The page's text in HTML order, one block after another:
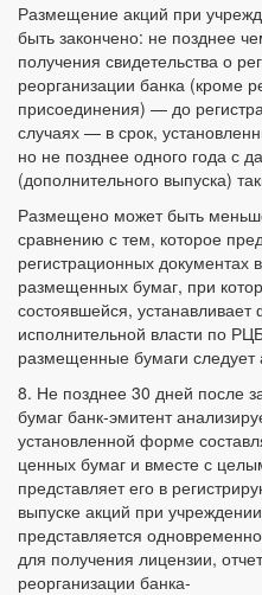
Размещение акций при
быть закончено: не позднее
получения свидетельства о
реорганизации банка (кроме
присоединения) — до
случаях — в срок,
но не позднее одного года с
(дополнительного выпуска)
Размещено может быть
сравнению с тем, которое
регистрационных
размещенных бумаг, при
состоявшейся,
исполнительной власти по
размещенные бумаги следует
8. Не позднее 30 дней после
бумаг банк-эмитент
установленной форме
ценных бумаг и вместе с
представляет его в
выпуске акций при
представляется
для получения лицензии,
реорганизации банка-